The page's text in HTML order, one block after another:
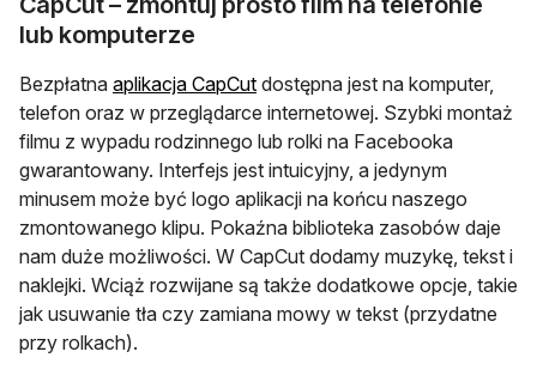
lub komputerze
Bezpłatna aplikacja CapCutotwiera się w nowej karcie
dostępna jest na komputer,
telefon oraz w przeglądarce internetowej. Szybki montaż
filmu z wypadu rodzinnego lub rolki na Facebooka
gwarantowany. Interfejs jest intuicyjny, a jedynym
minusem może być logo aplikacji na końcu naszego
zmontowanego klipu. Pokaźna biblioteka zasobów daje
nam duże możliwości. W CapCut dodamy muzykę, tekst i
naklejki. Wciąż rozwijane są także dodatkowe opcje, takie
jak usuwanie tła czy zamiana mowy w tekst (przydatne
przy rolkach).